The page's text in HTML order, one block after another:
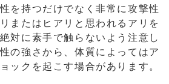
を持つだけでなく非常に攻撃性
またはヒアリと思われるアリを
対に素手で触らないよう注意し
の強さから、体質によってはア
ックを起こす場合があります。